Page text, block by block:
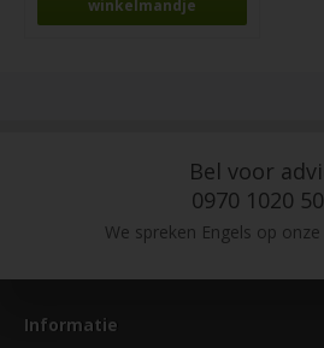
Bel voor
0970 1020
We spreken Engels op
Informatie